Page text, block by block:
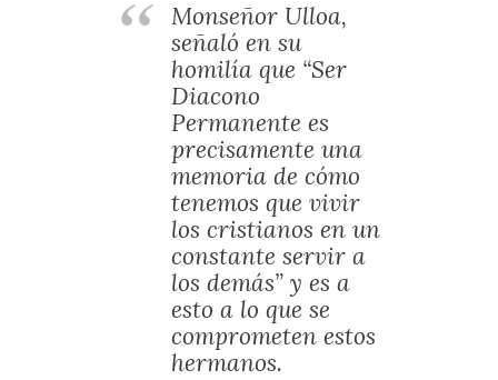
Monseñor Ulloa,
señaló en su
homilía que “Ser
Diacono
Permanente es
precisamente una
memoria de cómo
tenemos que vivir
los cristianos en un
constante servir a
los demás” y es a
esto a lo que se
comprometen estos
hermanos.